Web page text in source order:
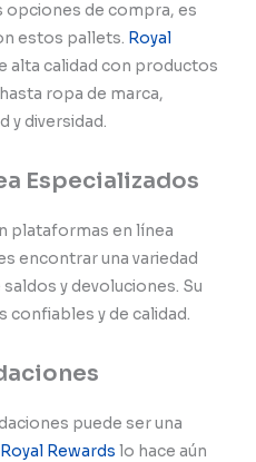
opciones de compra, es
estos pallets. Royal
alta calidad con productos
ropa de marca,
y diversidad.
Especializados
plataformas en línea
encontrar una variedad
y devoluciones. Su
y de calidad.
puede ser una
Royal Rewards lo hace aún